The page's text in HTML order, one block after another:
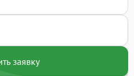
заявку